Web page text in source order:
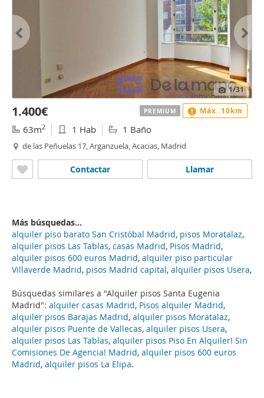
Búsquedas similares a "Alquiler pisos Santa Eugenia
Madrid": alquiler casas Madrid, Pisos alquiler Madrid,
alquiler pisos Barajas Madrid, alquiler pisos Moratalaz,
alquiler pisos Puente de Vallecas, alquiler pisos Usera,
alquiler pisos Las Tablas, alquiler pisos Piso En Alquiler! Sin
Comisiones De Agencia! Madrid, alquiler pisos 600 euros
Madrid, alquiler pisos La Elipa.
1/31
1.400€
63m2 1 Hab 1 Baño
de las Peñuelas 17, Arganzuela, Acacias, Madrid
Llamar
Contactar
PREMIUM Máx. 10km
Más búsquedas...
alquiler piso barato San Cristóbal Madrid, pisos Moratalaz,
alquiler pisos Las Tablas, casas Madrid, Pisos Madrid,
alquiler pisos 600 euros Madrid, alquiler piso particular
Villaverde Madrid, pisos Madrid capital, alquiler pisos Usera,